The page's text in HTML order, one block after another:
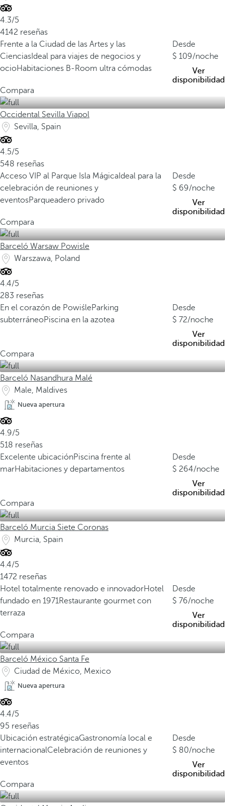
4.3/5
4142 reseñas
Frente a la Ciudad de las Artes y las
Ciencias Ideal para viajes de negocios y
ocioHabitaciones B-Room ultra cómodas
Desde
109/noche
Ver
disponibilidad
Compara
Occidental Sevilla Viapol
Sevilla, Spain
4.5/5
548 reseñas
Acceso VIP al Parque Isla Mágica Ideal para la
celebración de reuniones y
eventosParqueadero privado
Desde
69/noche
Ver
disponibilidad
Compara
Barceló Warsaw Powisle
Warszawa, Poland
4.4/5
283 reseñas
En el corazón de PowiśleParking
subterráneoPiscina en la azotea
Desde
72/noche
Ver
disponibilidad
Compara
Barceló Nasandhura Malé
Male, Maldives
Nueva apertura
4.9/5
518 reseñas
Excelente ubicaciónPiscina frente al
marHabitaciones y departamentos
Desde
264/noche
Ver
disponibilidad
Compara
Barceló Murcia Siete Coronas
Murcia, Spain
4.4/5
1472 reseñas
Hotel totalmente renovado e innovadorHotel
fundado en 1971Restaurante gourmet con
terraza
Desde
76/noche
Ver
disponibilidad
Compara
Barceló México Santa Fe
Ciudad de México, Mexico
Nueva apertura
4.4/5
95 reseñas
Ubicación estratégicaGastronomía local e
internacionalCelebración de reuniones y
eventos
Desde
80/noche
Ver
disponibilidad
Compara